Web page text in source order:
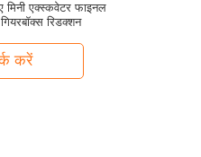
एक्स्कवेटर फाइनल
रिडक्शन
करें